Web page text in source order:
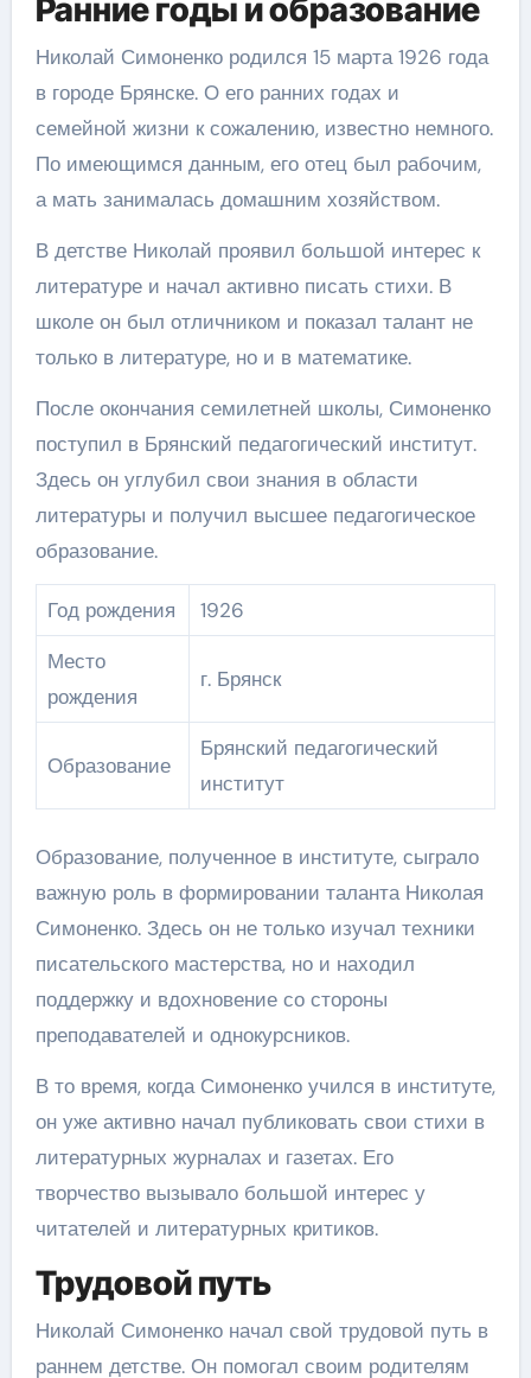
Ранние годы и образование
Николай Симоненко родился 15 марта 1926 года
в городе Брянске. О его ранних годах и
семейной жизни к сожалению, известно немного.
По имеющимся данным, его отец был рабочим,
а мать занималась домашним хозяйством.
В детстве Николай проявил большой интерес к
литературе и начал активно писать стихи. В
школе он был отличником и показал талант не
только в литературе, но и в математике.
После окончания семилетней школы, Симоненко
поступил в Брянский педагогический институт.
Здесь он углубил свои знания в области
литературы и получил высшее педагогическое
образование.
Год рождения
1926
Место
рождения
г. Брянск
Образование
Брянский педагогический
институт
Образование, полученное в институте, сыграло
важную роль в формировании таланта Николая
Симоненко. Здесь он не только изучал техники
писательского мастерства, но и находил
поддержку и вдохновение со стороны
преподавателей и однокурсников.
В то время, когда Симоненко учился в институте,
он уже активно начал публиковать свои стихи в
литературных журналах и газетах. Его
творчество вызывало большой интерес у
читателей и литературных критиков.
Трудовой путь
Николай Симоненко начал свой трудовой путь в
раннем детстве. Он помогал своим родителям